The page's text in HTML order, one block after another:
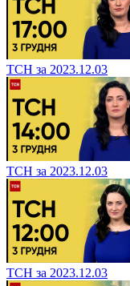
ТСН за 2023.12.03
ТСН за 2023.12.03
ТСН за 2023.12.03